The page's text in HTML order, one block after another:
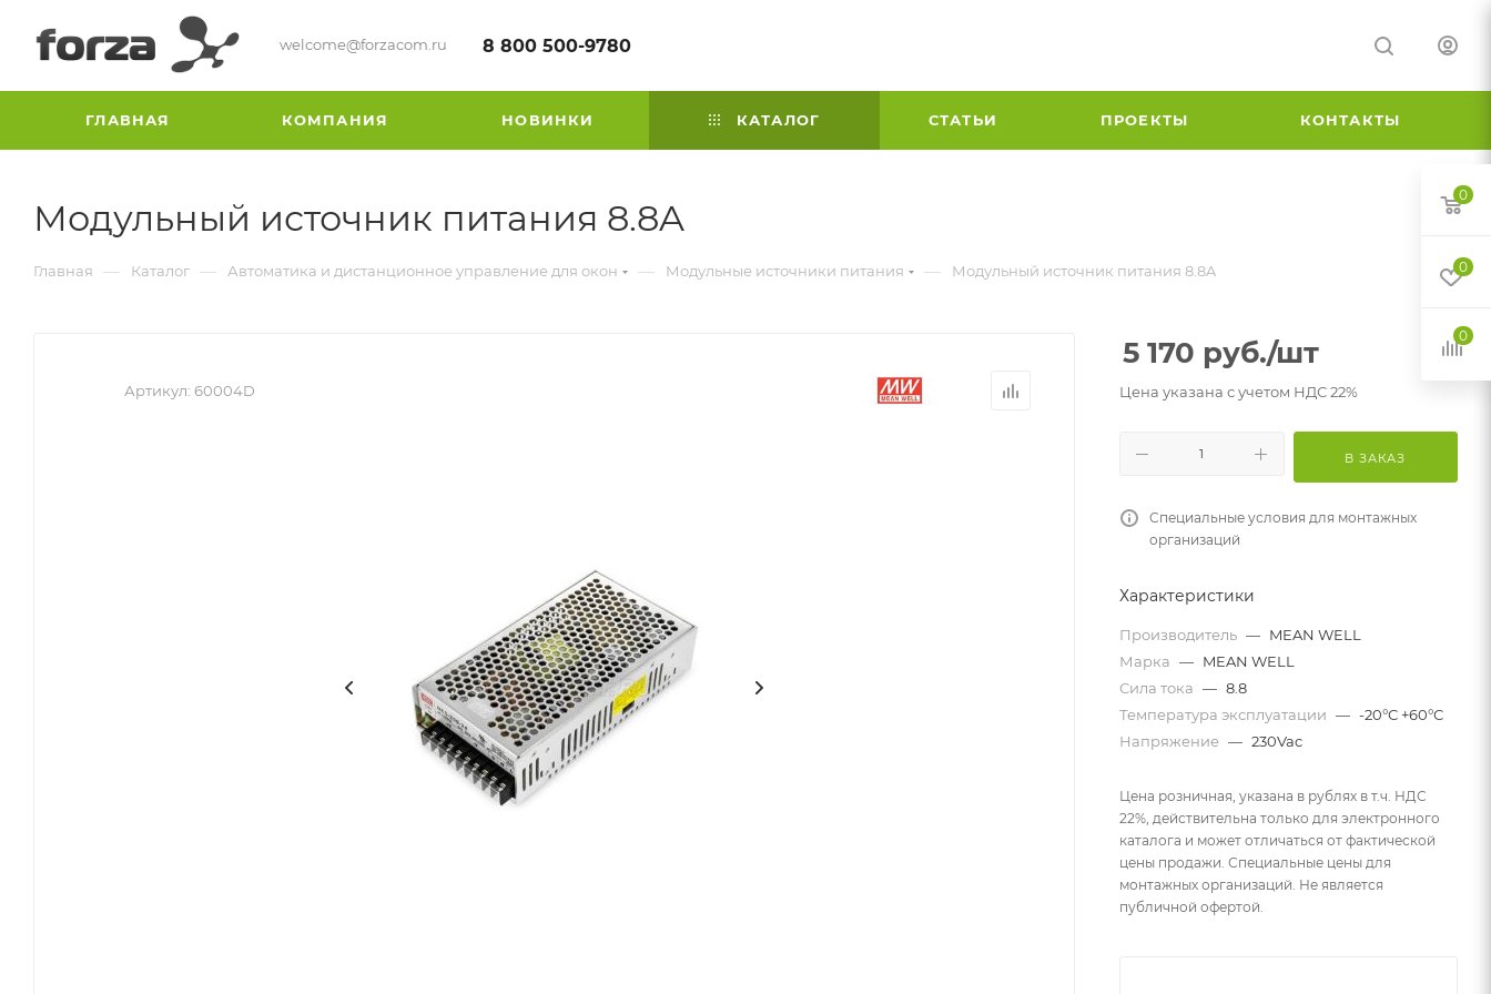
welcome@forzacom.ru 8 800 500-9780
ГЛАВНАЯ КОМПАНИЯ НОВИНКИ КАТАЛОГ СТАТЬИ ПРОЕКТЫ КОНТАКТЫ
Модульный источник питания 8.8A
Главная — Каталог — Автоматика и дистанционное управление для окон — Модульные источники питания — Модульный источник питания 8.8A
Артикул: 60004D
5 170 руб./шт
Цена указана с учетом НДС 22%
В ЗАКАЗ
Специальные условия для монтажных
организаций
Характеристики
Производитель — MEAN WELL
Марка — MEAN WELL
Сила тока — 8.8
Температура эксплуатации — -20°С +60°С
Напряжение — 230Vac
Цена розничная, указана в рублях в т.ч. НДС
22%, действительна только для электронного
каталога и может отличаться от фактической
цены продажи. Специальные цены для
монтажных организаций. Не является
публичной офертой.
0
0
0